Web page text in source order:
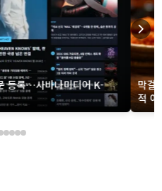
록…사바나미디어 K-
막걸리
적 이유